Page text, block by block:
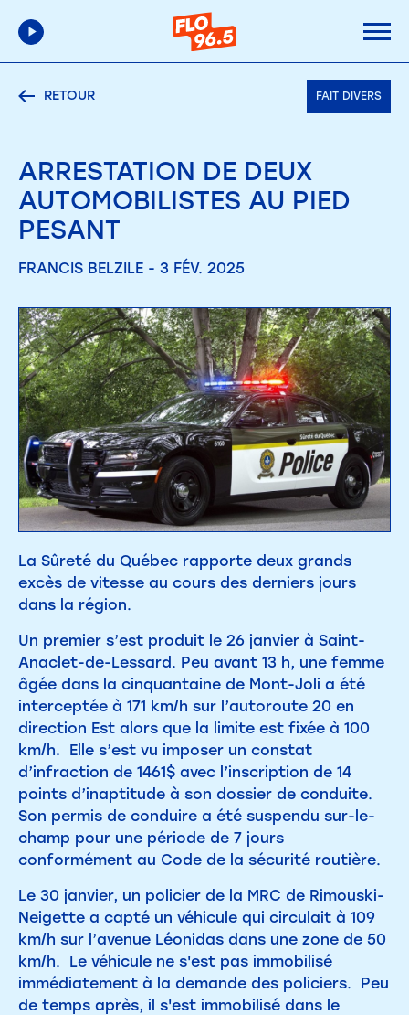
RETOUR FAIT DIVERS
ARRESTATION DE DEUX
AUTOMOBILISTES AU PIED
PESANT
FRANCIS BELZILE - 3 FÉV. 2025
La Sûreté du Québec rapporte deux grands
excès de vitesse au cours des derniers jours
dans la région.
Un premier s’est produit le 26 janvier à Saint-
Anaclet-de-Lessard. Peu avant 13 h, une femme
âgée dans la cinquantaine de Mont-Joli a été
interceptée à 171 km/h sur l’autoroute 20 en
direction Est alors que la limite est fixée à 100
km/h. Elle s’est vu imposer un constat
d’infraction de 1461$ avec l’inscription de 14
points d’inaptitude à son dossier de conduite.
Son permis de conduire a été suspendu sur-le-
champ pour une période de 7 jours
conformément au Code de la sécurité routière.
Le 30 janvier, un policier de la MRC de Rimouski-
Neigette a capté un véhicule qui circulait à 109
km/h sur l’avenue Léonidas dans une zone de 50
km/h. Le véhicule ne s'est pas immobilisé
immédiatement à la demande des policiers. Peu
de temps après, il s'est immobilisé dans le